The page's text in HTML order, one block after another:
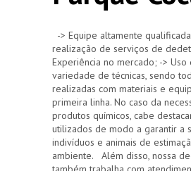
-> Equipe altamente
realização de serviços de
Experiência no mercado; -> Uso
variedade de técnicas, sendo
realizadas com materiais e
primeira linha. No caso da
produtos químicos, cabe
utilizados de modo a garantir a
indivíduos e animais de
ambiente. Além disso, nossa